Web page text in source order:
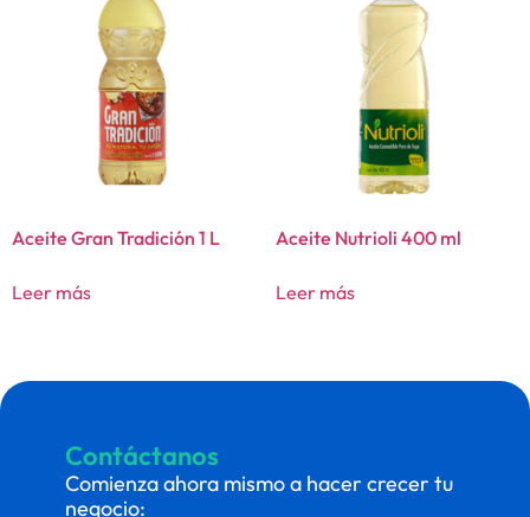
Aceite Gran Tradición 1 L
Leer más
Aceite Nutrioli 400 ml
Leer más
Contáctanos
Comienza ahora mismo a hacer crecer tu
negocio: